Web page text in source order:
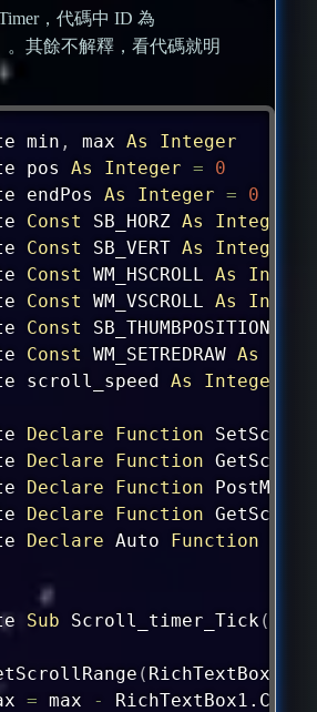
，代碼中 ID 為
。其餘不解釋，看代碼就明
min , max As
Integer
pos As Integer =
0
endPos As Integer =
0
Const SB_HORZ As Integer
Const SB_VERT As Integer
Const WM_HSCROLL As
Const WM_VSCROLL As
Const SB_THUMBPOSITION
Const WM_SETREDRAW As
scroll_speed As Integer
Declare Function
Declare Function
Declare Function
Declare Function
Declare Auto Function
Sub Scroll_timer_Tick (
(
= max -